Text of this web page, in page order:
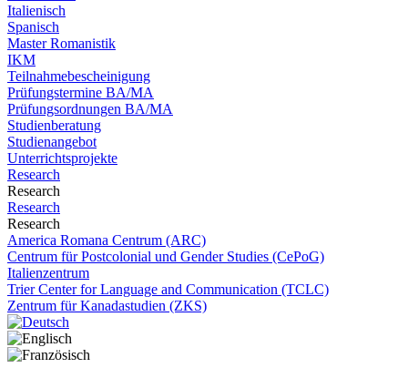
Italienisch
Spanisch
Master Romanistik
IKM
Teilnahmebescheinigung
Prüfungstermine BA/MA
Prüfungsordnungen BA/MA
Studienberatung
Studienangebot
Unterrichtsprojekte
Research
Research
Research
Research
America Romana Centrum (ARC)
Centrum für Postcolonial und Gender Studies (CePoG)
Italienzentrum
Trier Center for Language and Communication (TCLC)
Zentrum für Kanadastudien (ZKS)